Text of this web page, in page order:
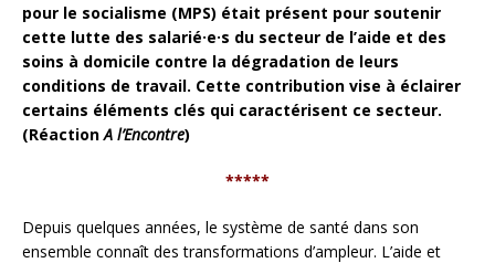
pour le socialisme (MPS) était présent pour soutenir
cette lutte des salarié·e·s du secteur de l’aide et des
soins à domicile contre la dégradation de leurs
conditions de travail. Cette contribution vise à éclairer
certains éléments clés qui caractérisent ce secteur.
(RéactionA l’Encontre)
*****
Depuis quelques années, le système de santé dans son
ensemble connaît des transformations d’ampleur. L’aide et